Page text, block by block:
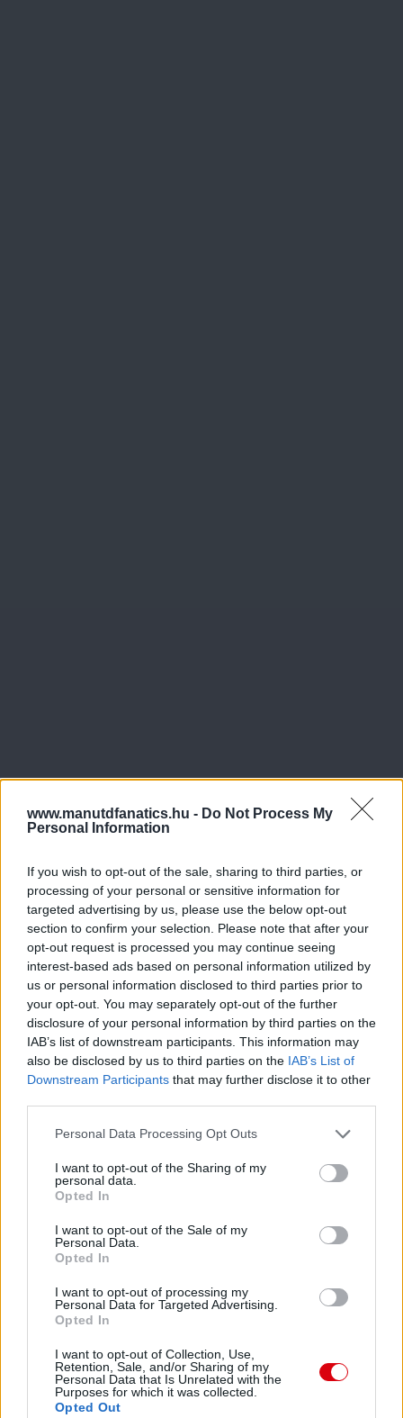
www.manutdfanatics.hu - Do Not Process My
Personal Information
If you wish to opt-out of the sale, sharing to third parties, or
processing of your personal or sensitive information for
targeted advertising by us, please use the below opt-out
section to confirm your selection. Please note that after your
opt-out request is processed you may continue seeing
interest-based ads based on personal information utilized by
us or personal information disclosed to third parties prior to
your opt-out. You may separately opt-out of the further
disclosure of your personal information by third parties on the
IAB’s list of downstream participants. This information may
also be disclosed by us to third parties on the IAB’s List of
Downstream Participants that may further disclose it to other
Please note that this website/app uses one or more Google
not limited to your visit or usage behaviour. You may click to
grant or deny consent to Google and its third-party tags to
use your data for below specified purposes in below Google
consent section.
Personal Data Processing Opt Outs
I want to opt-out of the Sharing of my
personal data.
Opted In
I want to opt-out of the Sale of my
Personal Data.
Opted In
I want to opt-out of processing my
Personal Data for Targeted Advertising.
Opted In
I want to opt-out of Collection, Use,
Retention, Sale, and/or Sharing of my
Personal Data that Is Unrelated with the
Purposes for which it was collected.
Opted Out
Meccs Center